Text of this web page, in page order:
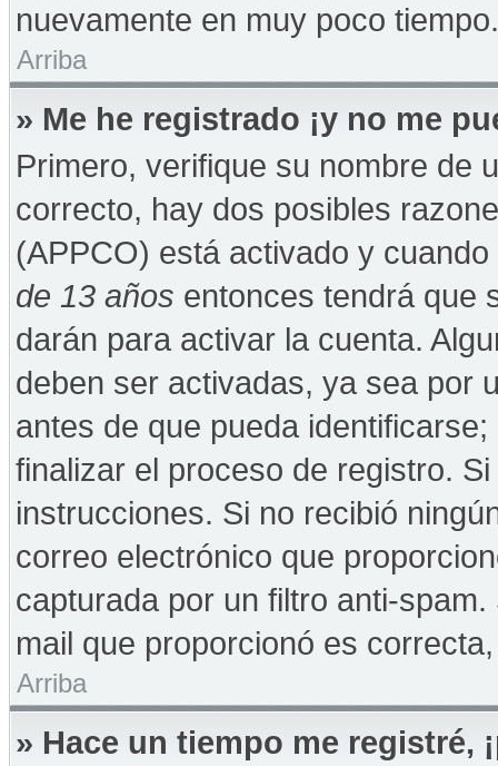
nuevamente en muy poco tiempo.
Arriba
» Me he registrado ¡y no me
Primero, verifique su nombre de
correcto, hay dos posibles
(APPCO) está activado y
de 13 años entonces tendrá que
darán para activar la cuenta.
deben ser activadas, ya sea por
antes de que pueda
finalizar el proceso de registro.
instrucciones. Si no recibió
correo electrónico que
capturada por un filtro anti-
mail que proporcionó es
Arriba
» Hace un tiempo me registré,